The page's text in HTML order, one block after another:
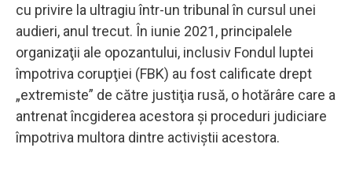
cu privire la ultragiu într-un tribunal în cursul unei
audieri, anul trecut. În iunie 2021, principalele
organizaţii ale opozantului, inclusiv Fondul luptei
împotriva corupţiei (FBK) au fost calificate drept
„extremiste” de către justiţia rusă, o hotărâre care a
antrenat încgiderea acestora şi proceduri judiciare
împotriva multora dintre activiştii acestora.